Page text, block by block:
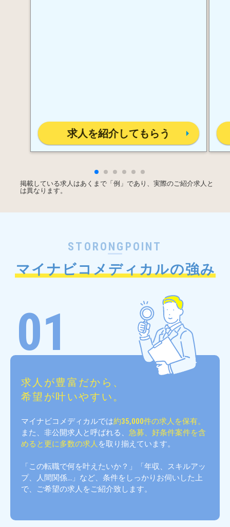
求人を紹介してもらう
掲載している求人はあくまで「例」であり、実際のご紹介求人と
は異なります。
STORONGPOINT
マイナビコメディカルの強み
01
求人が豊富だから、
希望が叶いやすい。
マイナビコメディカルでは約35,000件の求人を保有。
また、非公開求人と呼ばれる、 急募、好条件案件を含
めると更に多数の求人 を取り揃えています。
「この転職で何を叶えたいか？」「年収、スキルアッ
プ、人間関係…」など、条件をしっかりお伺いした上
で、ご希望の求人をご紹介致します。